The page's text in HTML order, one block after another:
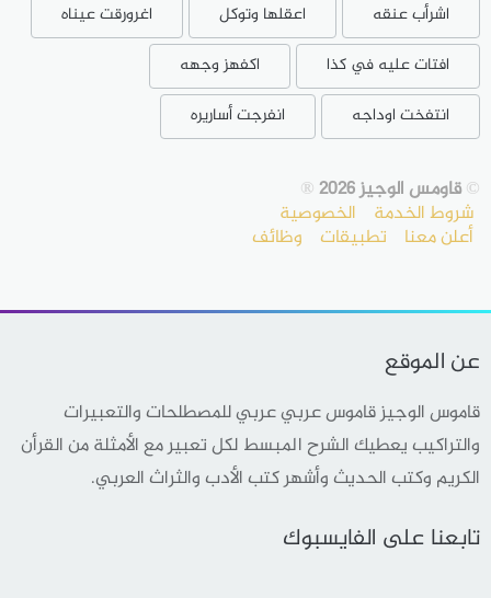
اشرأب عنقه
اعقلها وتوكل
اغرورقت عيناه
افتات عليه في كذا
اكفهز وجهه
انتفخت اوداجه
انفرجت أساريره
©قاومس الوجيز 2026 ®
شروط الخدمة الخصوصية
أعلن معنا تطبيقات وظائف
عن الموقع
قاموس الوجيز قاموس عربي عربي للمصطلحات والتعبيرات
والتراكيب يعطيك الشرح المبسط لكل تعبير مع الأمثلة من القرأن
الكريم وكتب الحديث وأشهر كتب الأدب والثراث العربي.
تابعنا على الفايسبوك